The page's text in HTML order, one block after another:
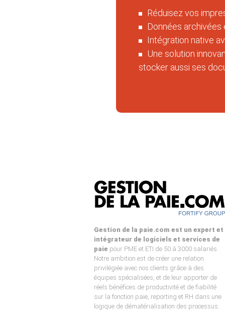
Réduisez vos
Données archivées
Intégration native
Une solution
stocker aussi ses
Gestion de la paie.com est un expert et
intégrateur de logiciels et services de
paie pour PME et ETI de 50 à 3000 salariés.
Notre ambition est de créer une relation
privilégiée avec nos clients grâce à des
équipes spécialisées, et de leur apporter de
réels bénéfices de productivité et de fiabilité
sur la fonction paie, reporting et RH dans une
logique de dématérialisation des processus.